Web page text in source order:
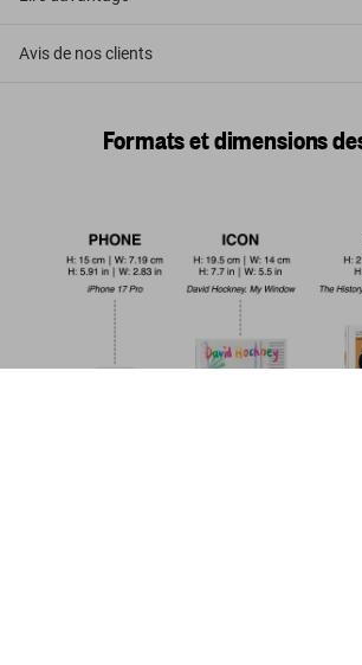
Avis de nos clients
Formats et dimensions